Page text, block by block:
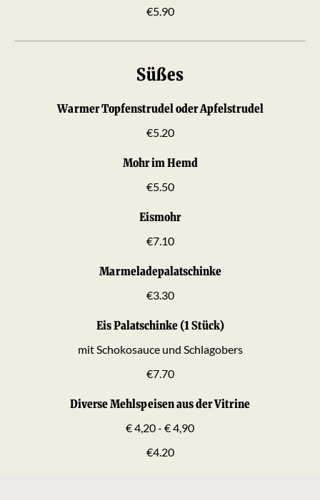
€5.90
Süßes
Warmer Topfenstrudel oder Apfelstrudel
€5.20
Mohr im Hemd
€5.50
Eismohr
€7.10
Marmeladepalatschinke
€3.30
Eis Palatschinke (1 Stück)
mit Schokosauce und Schlagobers
€7.70
Diverse Mehlspeisen aus der Vitrine
€ 4,20 - € 4,90
€4.20